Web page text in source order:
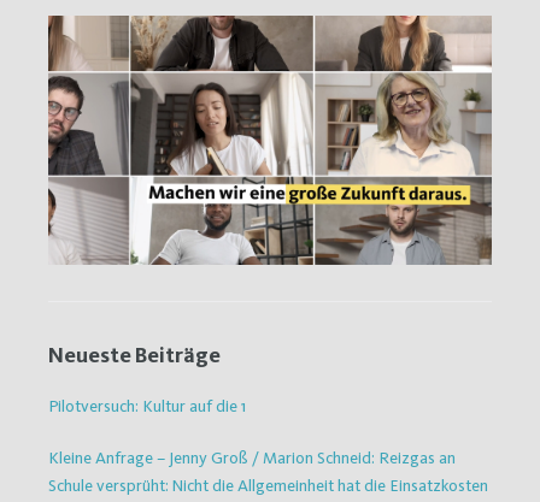
Neueste Beiträge
Pilotversuch: Kultur auf die 1
Kleine Anfrage – Jenny Groß / Marion Schneid: Reizgas an
Schule versprüht: Nicht die Allgemeinheit hat die Einsatzkosten